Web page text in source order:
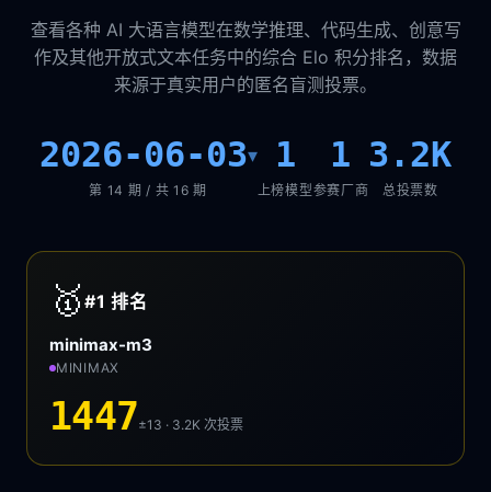
查看各种 AI 大语言模型在数学推理、代码生成、创意写
作及其他开放式文本任务中的综合 Elo 积分排名，数据
来源于真实用户的匿名盲测投票。
2026-06-03▾
第 14 期 / 共 16 期
1
上榜模型
1
参赛厂商
3.2K
总投票数
🥇 #1排名
minimax-m3
MINIMAX
1447±13 · 3.2K次投票